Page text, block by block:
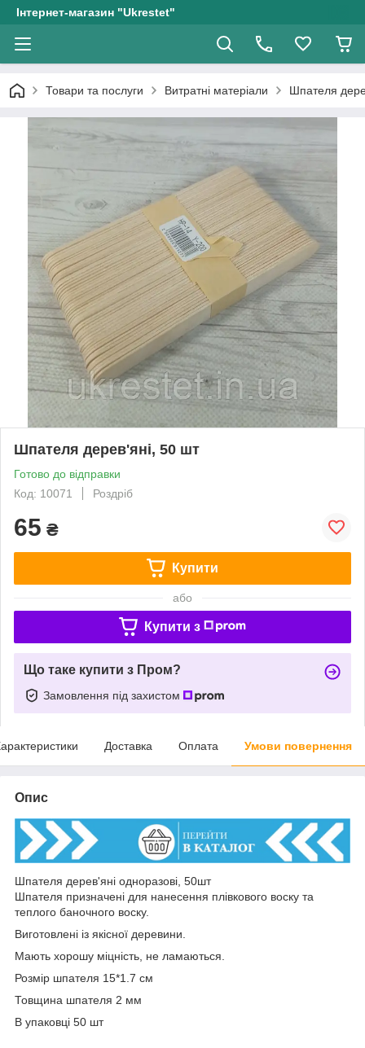
Інтернет-магазин "Ukrestet"
Товари та послуги Витратні матеріали Шпателя
Шпателя дерев'яні, 50 шт
Готово до відправки
Код: 10071
Роздріб
65 ₴
Купити
або
Купити з
Що таке купити з Пром?
Замовлення під захистом
Доставка Оплата Умови повернення
Опис
Шпателя дерев'яні одноразові, 50шт
Шпателя призначені для нанесення плівкового воску та
теплого баночного воску.
Виготовлені із якісної деревини.
Мають хорошу міцність, не ламаються.
Розмір шпателя 15*1.7 см
Товщина шпателя 2 мм
В упаковці 50 шт